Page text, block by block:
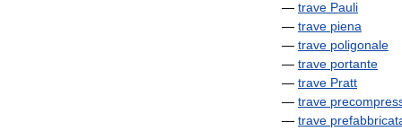
— trave Pauli
— trave piena
— trave poligonale
— trave portante
— trave Pratt
— trave
— trave